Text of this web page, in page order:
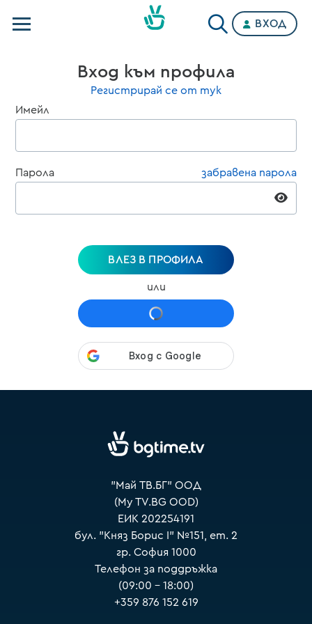
Категории
ВХОД
Вход към профила
Регистрирай се от тук
Имейл
Парола забравена парола
ВЛЕЗ В ПРОФИЛА
или
"Май ТВ.БГ" ООД
(My TV.BG OOD)
ЕИК 202254191
бул. "Княз Борис I" №151, ет. 2
гр. София 1000
Телефон за поддръжка
(09:00 – 18:00)
+359 876 152 619